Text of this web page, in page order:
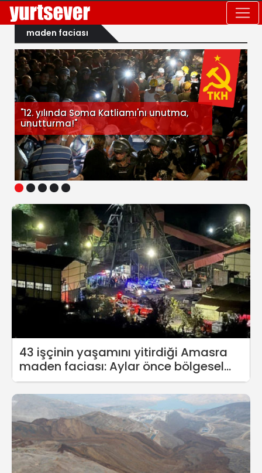
maden faciası
1 2 3 4 5
"12. yılında Soma Katliamı'nı unutma,
unutturma!"
43 işçinin yaşamını yitirdiği Amasra
maden faciası: Aylar önce bölgesel
yangınlar çıkmış